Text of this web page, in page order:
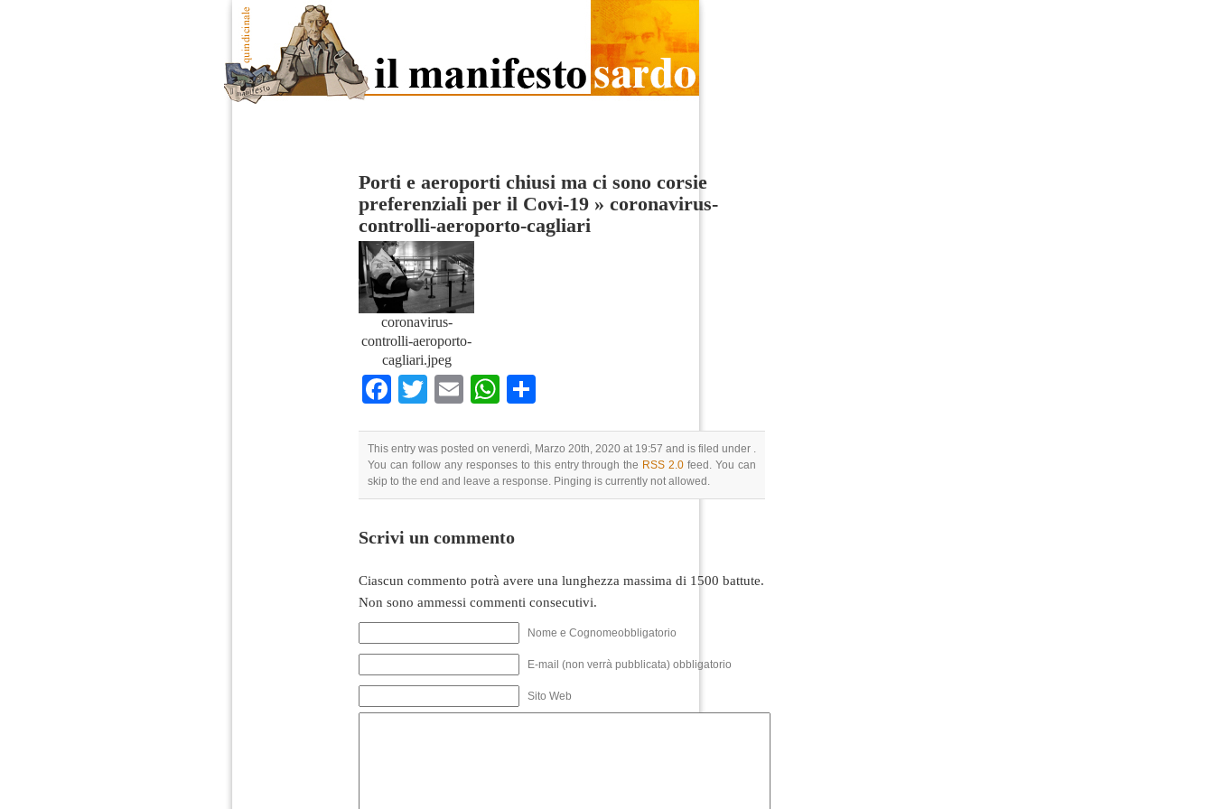
Porti e aeroporti chiusi ma ci sono corsie
preferenziali per il Covi-19 » coronavirus-
controlli-aeroporto-cagliari
coronavirus-
controlli-aeroporto-
cagliari.jpeg
Facebook
TwitterEmailWhatsApp
This entry was posted on venerdì, Marzo 20th, 2020 at 19:57 and is filed under .
You can follow any responses to this entry through the RSS 2.0 feed. You can
skip to the end and leave a response. Pinging is currently not allowed.
Scrivi un commento
Ciascun commento potrà avere una lunghezza massima di 1500 battute.
Non sono ammessi commenti consecutivi.
Nome e Cognomeobbligatorio
E-mail (non verrà pubblicata) obbligatorio
Sito Web